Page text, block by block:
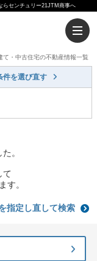
らセンチュリー21JTM商事へ
・中古住宅の不動産情報一覧
件を選び直す
。
て
す。
指定し直して検索